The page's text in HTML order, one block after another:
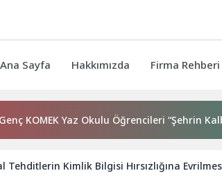
Ana Sayfa Hakkımızda Firma Rehberi
Yaz Okulu Öğrencileri “Şehrin Kalbinde
Tehditlerin Kimlik Bilgisi Hırsızlığına